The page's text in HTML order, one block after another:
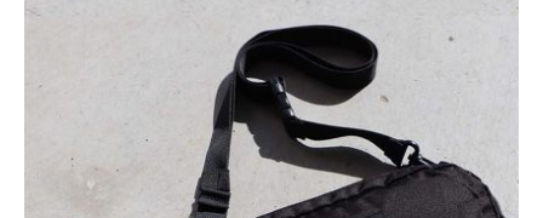
スマホと通信の最新トレンド
進化するPCとデバイスの未来
好きが集まる 比べて選べる